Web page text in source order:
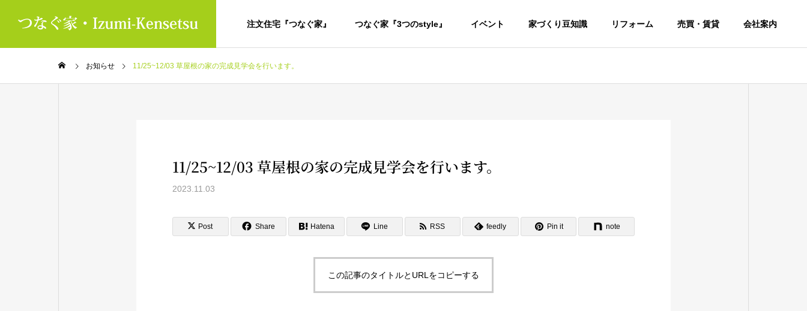
注文住宅『つなぐ家』 つなぐ家『3つのstyle』 イベント 家づくり豆知識 リフォーム 売買・賃貸 会社案内
お知らせ 11/25~12/03 草屋根の家の完成見学会を行います。
11/25~12/03 草屋根の家の完成見学会を行います。
2023.11.03
Post Share Hatena Line RSS feedly Pin it note
この記事のタイトルとURLをコピーする